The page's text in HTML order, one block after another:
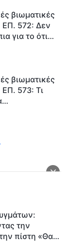
βιωματικές
ΕΠ. 572: Δεν
για το ότι
βιωματικές
ΕΠ. 573: Τι
την
πίστη «Θα